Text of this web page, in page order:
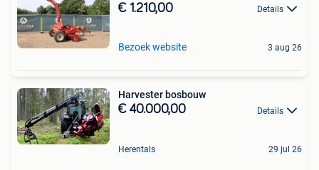
€ 1.210,00 Details
Bezoek website 3 aug 26
Harvester bosbouw
€ 40.000,00 Details
Herentals 29 jul 26